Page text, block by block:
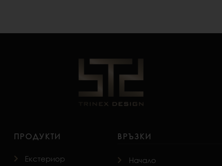
ПРОДУКТИ
Екстериор
ВРЪЗКИ
Начало